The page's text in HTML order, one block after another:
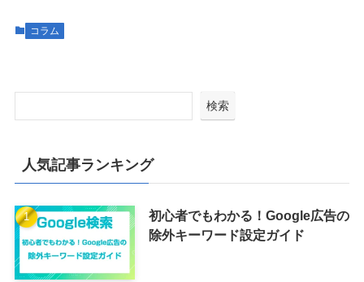
コラム
検索
人気記事ランキング
初心者でもわかる！Google広告の
除外キーワード設定ガイド